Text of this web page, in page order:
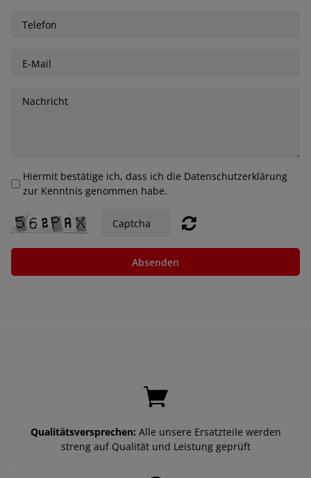
Hiermit bestätige ich, dass ich die Datenschutzerklärung
zur Kenntnis genommen habe.
Absenden
Qualitätsversprechen: Alle unsere Ersatzteile werden
streng auf Qualität und Leistung geprüft